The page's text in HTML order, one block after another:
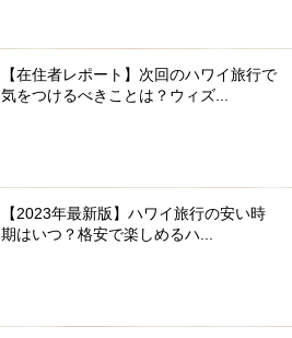
【在住者レポート】次回のハワイ旅行で
気をつけるべきことは？ウィズ...
【2023年最新版】ハワイ旅行の安い時
期はいつ？格安で楽しめるハ...